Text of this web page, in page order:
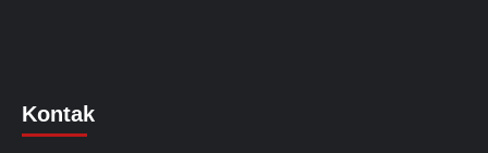
Kontak